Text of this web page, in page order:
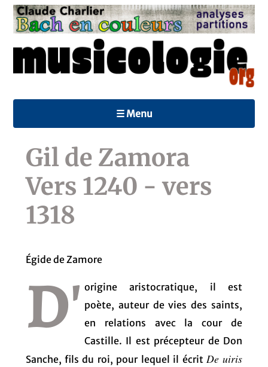
☰ Menu
Gil de Zamora
Vers 1240 - vers
1318
Égide de Zamore
D' origine aristocratique, il est
poète, auteur de vies des saints,
en relations avec la cour de
Castille. Il est précepteur de Don
Sanche, fils du roi, pour lequel il écrit De uiris